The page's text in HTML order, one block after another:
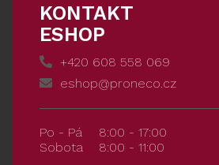
KONTAKT
ESHOP
+420 608 558 069
eshop@proneco.cz
Po - Pá
8:00 - 17:00
Sobota
8:00 - 11:00